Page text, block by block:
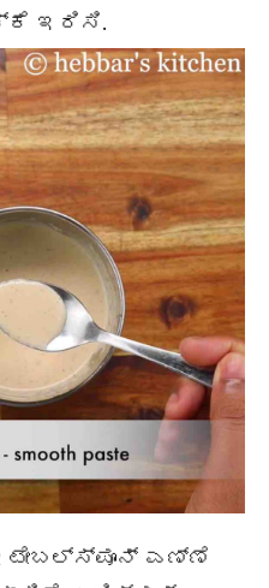
ಇರಿಸಿ.
ಟೇಬಲ್ಸ್ಪೂನ್ ಎಣ್ಣೆ